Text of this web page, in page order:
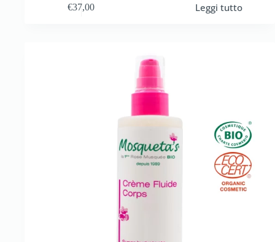
€37,00 Leggi tutto